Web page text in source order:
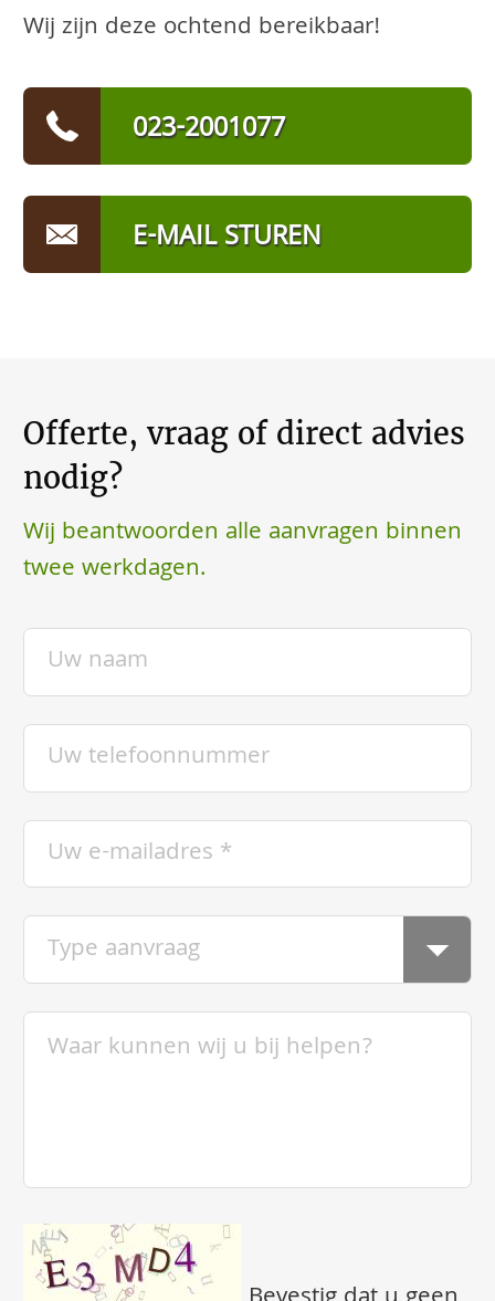
Wij zijn deze ochtend bereikbaar!
023-2001077
E-MAIL STUREN
Offerte, vraag of direct advies
nodig?
Wij beantwoorden alle aanvragen binnen
twee werkdagen.